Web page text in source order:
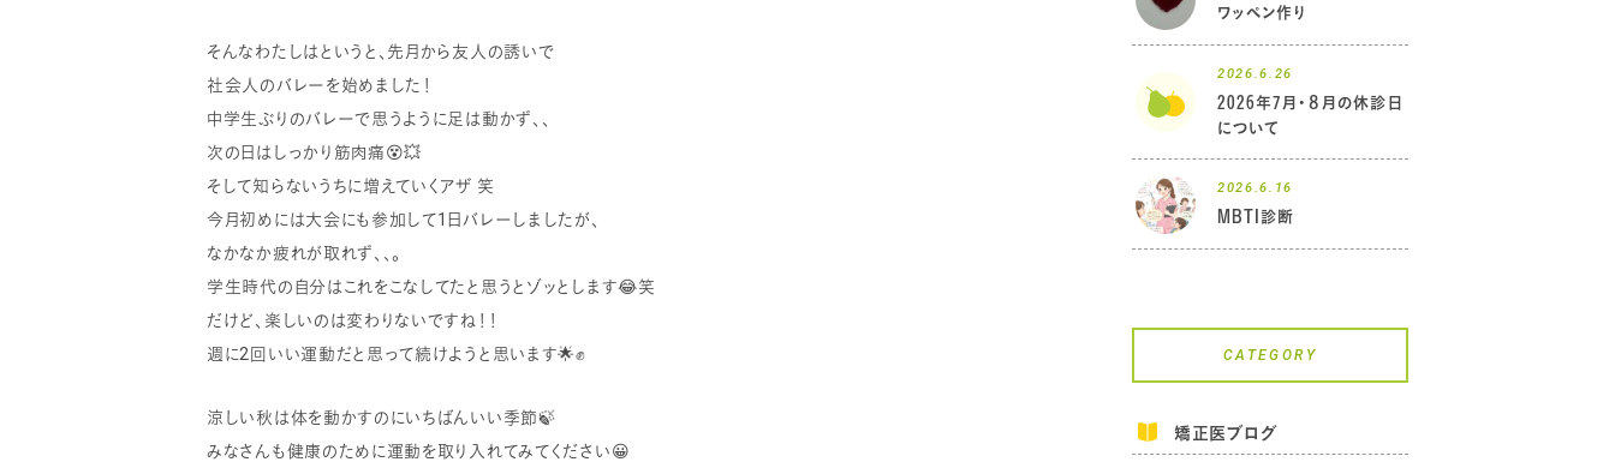
そんなわたしはというと、先月から友人の誘いで
社会人のバレーを始めました！
中学生ぶりのバレーで思うように足は動かず、、
次の日はしっかり筋肉痛😵💥
そして知らないうちに増えていくアザ 笑
今月初めには大会にも参加して1日バレーしましたが、
なかなか疲れが取れず、、。
学生時代の自分はこれをこなしてたと思うとゾッとします😂笑
だけど、楽しいのは変わりないですね！！
週に2回いい運動だと思って続けようと思います🌟✊
涼しい秋は体を動かすのにいちばんいい季節🍃
みなさんも健康のために運動を取り入れてみてください😀
ワッペン作り
2026.6.26
2026年7月・８月の休診日
について
2026.6.16
MBTI診断
CATEGORY
矯正医ブログ